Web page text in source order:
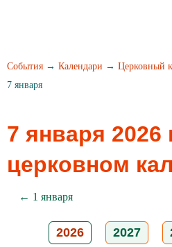
События → Календари → Церковный
7 января
7 января 2026
церковном
← 1 января
2026 2027